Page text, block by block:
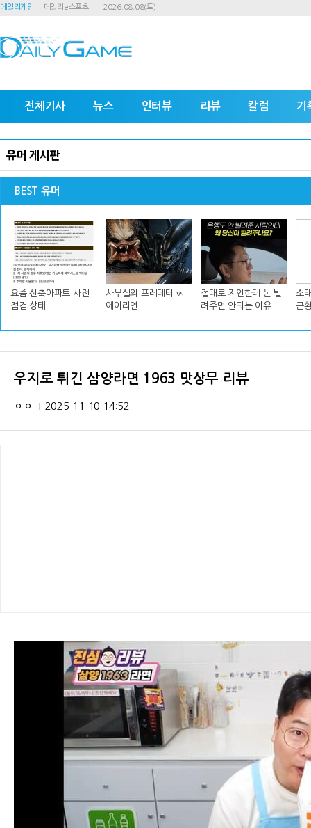
데일리게임 데일리e스포츠 2026.08.08(토)
전체기사 뉴스 인터뷰 리뷰 칼럼 기
유머 게시판
BEST 유머
요즘 신축아파트 사전
점검 상태
사무실의 프레데터 vs
에이리언
절대로 지인한테 돈 빌
려주면 안되는 이유
소
근
우지로 튀긴 삼양라면 1963 맛상무 리뷰
ㅇㅇ 2025-11-10 14:52